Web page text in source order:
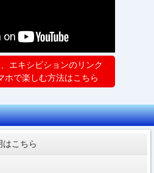
エキシビションのリンク
ホで楽しむ方法はこちら
はこちら